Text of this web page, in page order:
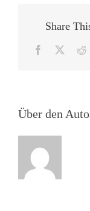
Share
Facebook
Über den